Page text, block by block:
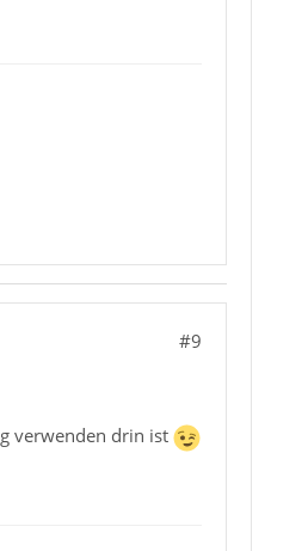
#9
verwenden drin ist